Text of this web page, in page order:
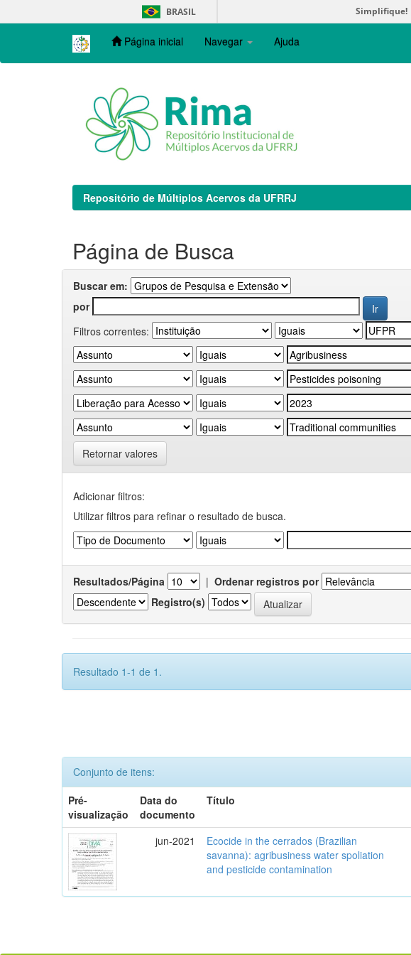
navigation
BRASIL Simplifique!
Página inicial Navegar Ajuda
Repositório de Múltiplos Acervos da UFRRJ
Página de Busca
Buscar em:
por
Filtros correntes:
Retornar valores
Adicionar filtros:
Utilizar filtros para refinar o resultado de busca.
Resultados/Página | Ordenar registros por
Registro(s)
Resultado 1-1 de 1.
Conjunto de itens:
Pré-
visualização
Data do
documento
Título
jun-2021
Ecocide in the cerrados (Brazilian
savanna): agribusiness water spoliation
and pesticide contamination